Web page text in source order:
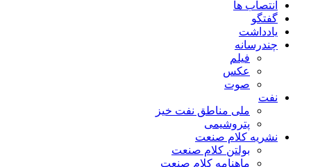
انتصاب ها
گفتگو
یادداشت
چندرسانه
فیلم
عکس
صوت
نفت
ملی مناطق نفت خیز
پتروشیمی
نشریه کلام صنعت
بولتن کلام صنعت
ماهنامه کلام صنعت